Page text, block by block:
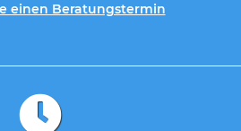
einen Beratungstermin